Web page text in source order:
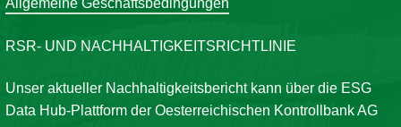
Kurt Hofmeister
Tel: +43 664 1454343
Allgemeine Geschäftsbedingungen
RSR- UND NACHHALTIGKEITSRICHTLINIE
Unser aktueller Nachhaltigkeitsbericht kann über die ESG
Data Hub-Plattform der Oesterreichischen Kontrollbank AG